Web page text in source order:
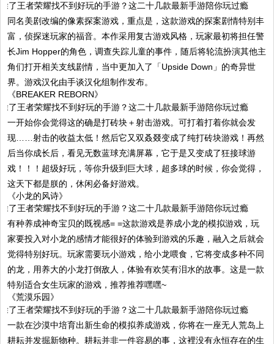
同名美剧改编的像素探案游戏，重点是，这款游戏的探案剧情特别丰
富，侦探迷玩家的福音。本作采用复古游戏风格，玩家最初将担任警
长Jim Hopper的角色，调查失踪儿童的事件，随后将轮流扮演其他主
角们打开相关支线剧情，当中更加入了「Upside Down」的奇异世
界。游戏汉化由手谈汉化组制作发布。
《BREAKER REBORN》
一开始你会觉得这的确是打砖块＋射击游戏。可打着打着你就会发
现……射击的收益太低！然后它又双叒叕变成了纯打砖块游戏！再然
后当你成长后，看见无数蓝球充满屏幕，它于是又变成了狂接球游
戏！！！超级好玩，等你升级到巨大球，超多球的时候，你会觉得，
这天下都是朕的，休闲必备好游戏。
《小龙的风诗》
有种养成神奇宝贝的既视感= =这款游戏是养成小龙的模拟游戏，玩
家要投入对小龙的感情才能很好的体验到游戏的乐趣，融入之后就会
觉得特别好玩。玩家需要玩小游戏，给小龙喂食，它将变成多种不同
的龙，用养大的小龙打倒敌人，体验有欢笑有泪水的故事。这是一款
特别适合女生玩家的游戏，推荐推荐嘿嘿~
《荒漠乐园》
一款在沙漠中培育出新生命的模拟养成游戏，你将在一座无人荒岛上
耕耘并发掘新物种。耕耘并非一件容易的事，这裡没有永恒存在的生